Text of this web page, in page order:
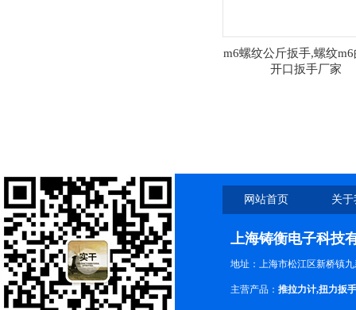
m6螺纹公斤扳手,螺纹
开口扳手厂家
网站首页 关
上海铸衡电子科技
地址：上海市松江区新桥镇
主营产品： 推拉力计,扭力扳手